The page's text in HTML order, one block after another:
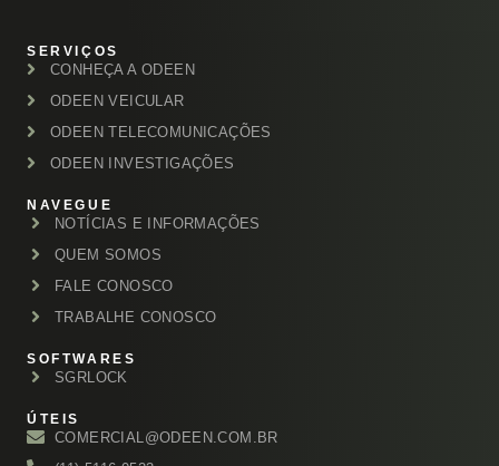
SERVIÇOS
CONHEÇA A ODEEN
ODEEN VEICULAR
ODEEN TELECOMUNICAÇÕES
ODEEN INVESTIGAÇÕES
NAVEGUE
NOTÍCIAS E INFORMAÇÕES
QUEM SOMOS
FALE CONOSCO
TRABALHE CONOSCO
SOFTWARES
SGRLOCK
ÚTEIS
COMERCIAL@ODEEN.COM.BR